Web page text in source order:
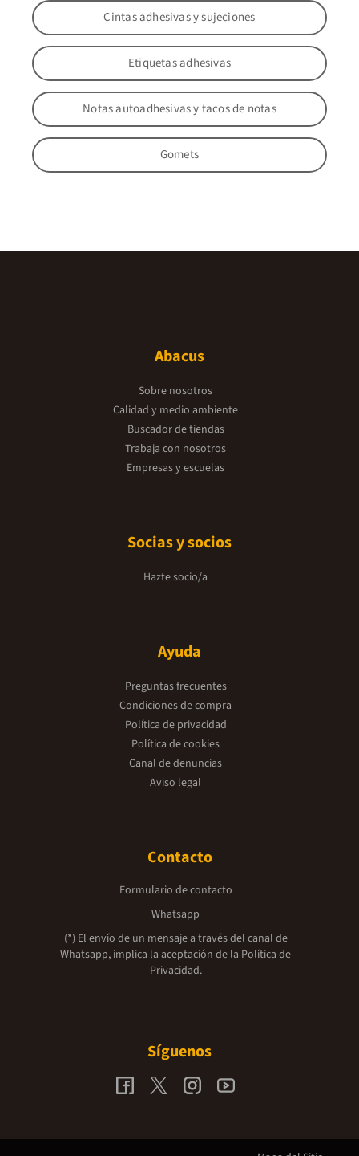
Cintas adhesivas y sujeciones
Etiquetas adhesivas
Notas autoadhesivas y tacos de notas
Gomets
Abacus
Sobre nosotros
Calidad y medio ambiente
Buscador de tiendas
Trabaja con nosotros
Empresas y escuelas
Socias y socios
Hazte socio/a
Ayuda
Preguntas frecuentes
Condiciones de compra
Política de privacidad
Política de cookies
Canal de denuncias
Aviso legal
Contacto
Formulario de contacto
Whatsapp
(*) El envío de un mensaje a través del canal de
Whatsapp, implica la aceptación de la Política de
Privacidad.
Síguenos